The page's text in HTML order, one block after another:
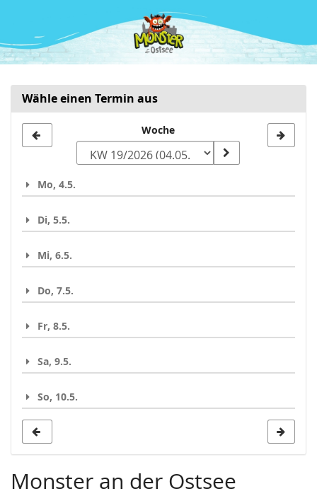
Inhalt
springen
Wähle einen Termin aus
zur
auswählen
Woche
Mo, 4.5.
Di, 5.5.
Mi, 6.5.
Do, 7.5.
Fr, 8.5.
Sa, 9.5.
So, 10.5.
Monster an der Ostsee